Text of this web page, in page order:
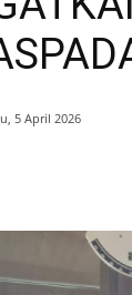
5 April 2026